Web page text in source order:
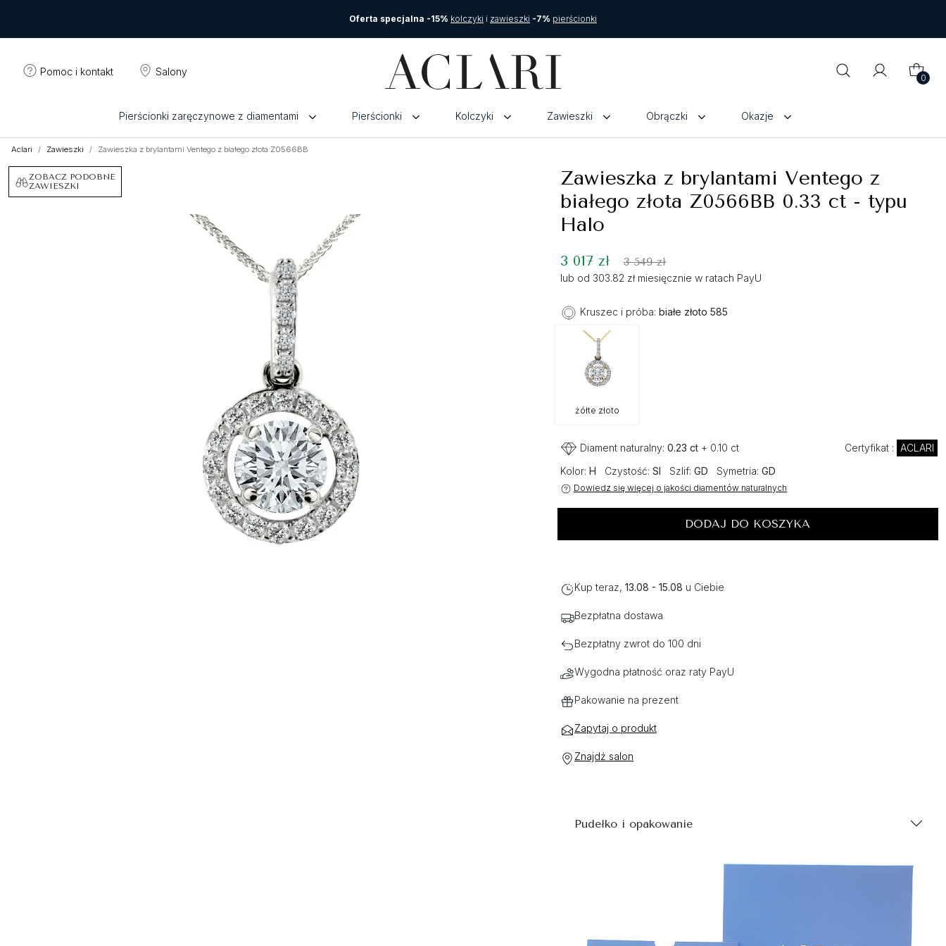
Oferta specjalna -15% kolczyki i zawieszki -7% pierścionki
Pomoc i kontakt Salony
0
Pierścionki zaręczynowe z diamentami Pierścionki Kolczyki Zawieszki Obrączki Okazje
Aclari Zawieszki Zawieszka z brylantami Ventego z białego złota Z0566BB
ZOBACZ PODOBNE
ZAWIESZKI
Zawieszka z brylantami Ventego z
białego złota Z0566BB 0.33 ct - typu
Halo
3 017 zł 3 549 zł
lub od 303.82 zł miesięcznie w ratach PayU
Kruszec i próba: białe złoto 585
żółte złoto
Diament naturalny: 0.23 ct + 0.10 ct Certyfikat : ACLARI
Kolor: H Czystość: SI Szlif: GD Symetria: GD
Dowiedz się więcej o jakości diamentów naturalnych
DODAJ DO KOSZYKA
Kup teraz, 13.08 - 15.08 u Ciebie
Bezpłatna dostawa
Bezpłatny zwrot do 100 dni
Wygodna płatność oraz raty PayU
Pakowanie na prezent
Zapytaj o produkt
Znajdź salon
Pudełko i opakowanie